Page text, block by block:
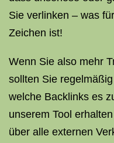
Sie verlinken – was
Zeichen ist!
Wenn Sie also mehr
sollten Sie
welche Backlinks es
unserem Tool
über alle externen